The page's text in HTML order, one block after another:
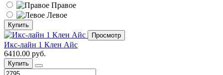
Правое
Левое
Купить
Просмотр
Икс-лайн 1 Клен Айс
6410.00 руб.
Купить